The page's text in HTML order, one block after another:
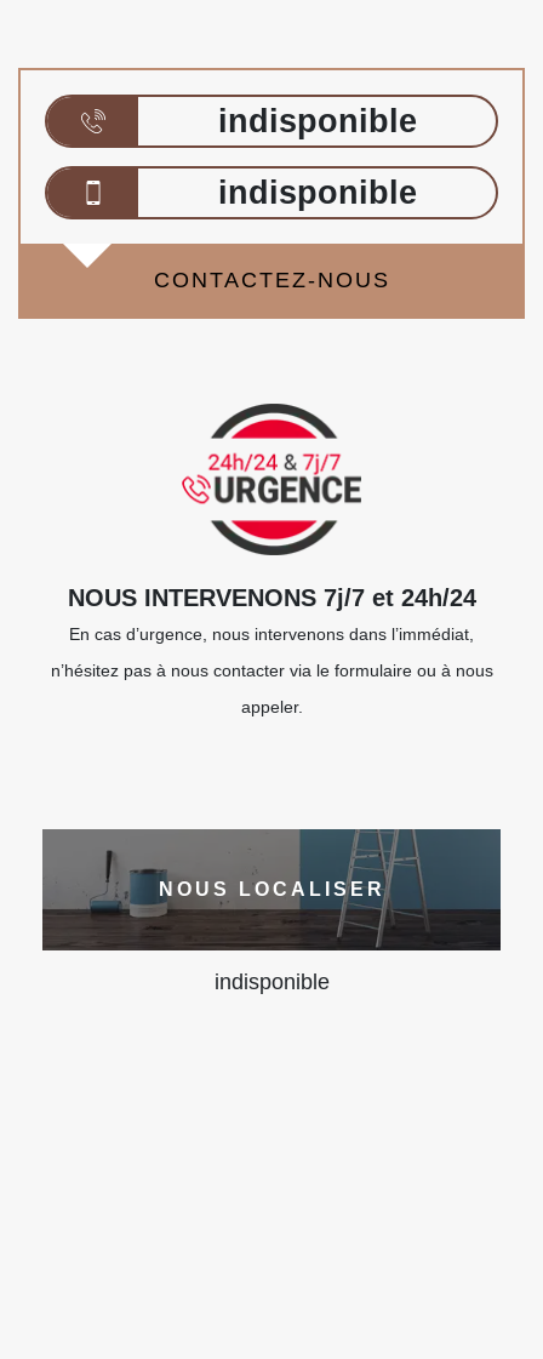
indisponible
indisponible
CONTACTEZ-NOUS
NOUS INTERVENONS 7j/7 et 24h/24
En cas d’urgence, nous intervenons dans l’immédiat,
n’hésitez pas à nous contacter via le formulaire ou à nous
appeler.
NOUS LOCALISER
indisponible